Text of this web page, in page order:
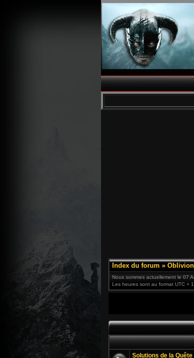
Index du forum »
Nous sommes actuellement le 07
Les heures sont au format UTC +
Solutions de la